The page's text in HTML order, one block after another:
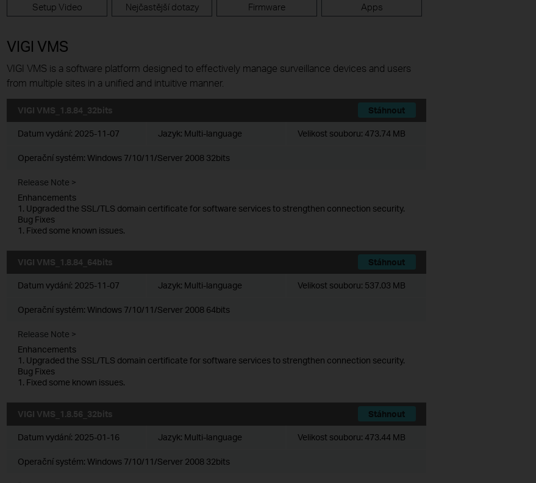
Setup Video Nejčastější dotazy Firmware Apps
VIGI VMS
VIGI VMS is a software platform designed to effectively manage surveillance devices and users
from multiple sites in a unified and intuitive manner.
VIGI VMS_1.8.84_32bits Stáhnout
Datum vydání: 2025-11-07 Jazyk: Multi-language Velikost souboru: 473.74 MB
Operační systém: Windows 7/10/11/Server 2008 32bits
Release Note >
Enhancements
1. Upgraded the SSL/TLS domain certificate for software services to strengthen connection security.
Bug Fixes
1. Fixed some known issues.
VIGI VMS_1.8.84_64bits Stáhnout
Datum vydání: 2025-11-07 Jazyk: Multi-language Velikost souboru: 537.03 MB
Operační systém: Windows 7/10/11/Server 2008 64bits
Release Note >
Enhancements
1. Upgraded the SSL/TLS domain certificate for software services to strengthen connection security.
Bug Fixes
1. Fixed some known issues.
VIGI VMS_1.8.56_32bits Stáhnout
Datum vydání: 2025-01-16 Jazyk: Multi-language Velikost souboru: 473.44 MB
Operační systém: Windows 7/10/11/Server 2008 32bits